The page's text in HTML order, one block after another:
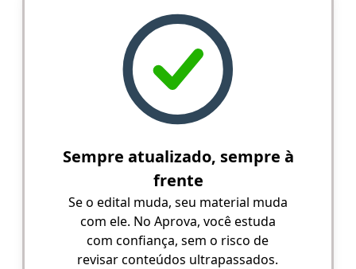
Sempre atualizado, sempre à
frente
Se o edital muda, seu material muda
com ele. No Aprova, você estuda
com confiança, sem o risco de
revisar conteúdos ultrapassados.